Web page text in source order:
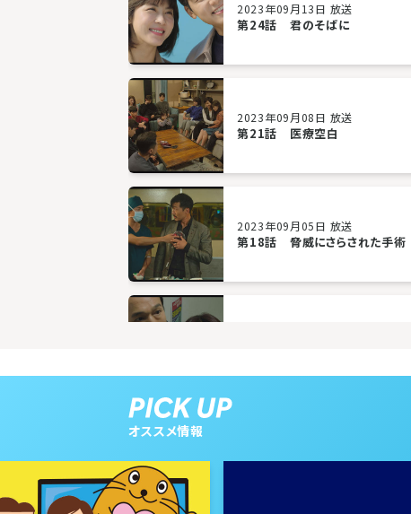
2023年09月13日 放送
第24話 君のそばに
2023年09月08日 放送
第21話 医療空白
2023年09月05日 放送
第18話 脅威にさらされた手術
第12話 父親との対面
オススメ情報